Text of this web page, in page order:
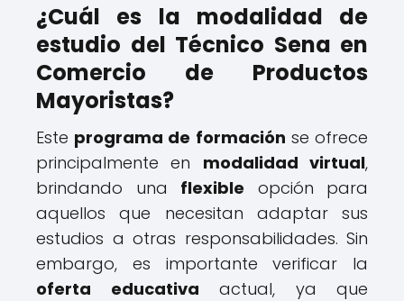
¿Cuál es la modalidad de
estudio del Técnico Sena en
Comercio de Productos
Mayoristas?
Este programa de formación se ofrece
principalmente en modalidad virtual,
brindando una flexible opción para
aquellos que necesitan adaptar sus
estudios a otras responsabilidades. Sin
embargo, es importante verificar la
oferta educativa actual, ya que